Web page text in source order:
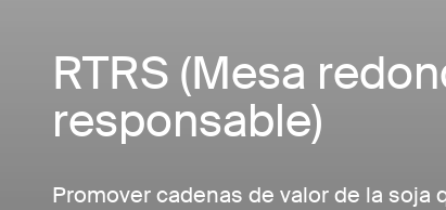
RTRS (Mesa
responsable)
Promover cadenas de valor de la soja